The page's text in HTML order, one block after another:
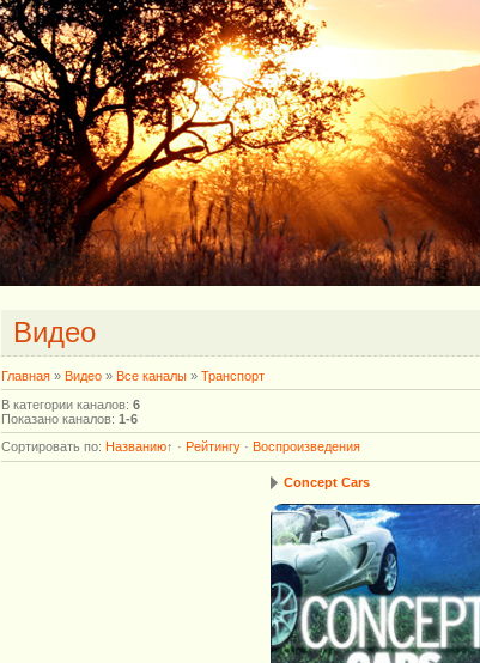
Видео
Главная » Видео » Все каналы » Транспорт
В категории каналов: 6
Показано каналов: 1-6
Сортировать по: Названию↑ · Рейтингу · Воспроизведения
Concept Cars